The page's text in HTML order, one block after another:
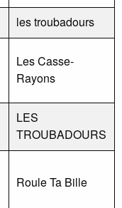
les troubadours
Les Casse-
Rayons
LES
TROUBADOURS
Roule Ta Bille